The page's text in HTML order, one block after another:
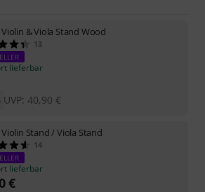
Violin & Viola Stand Wood
13
lieferbar
UVP: 40,90 €
Violin Stand / Viola Stand
14
lieferbar
€